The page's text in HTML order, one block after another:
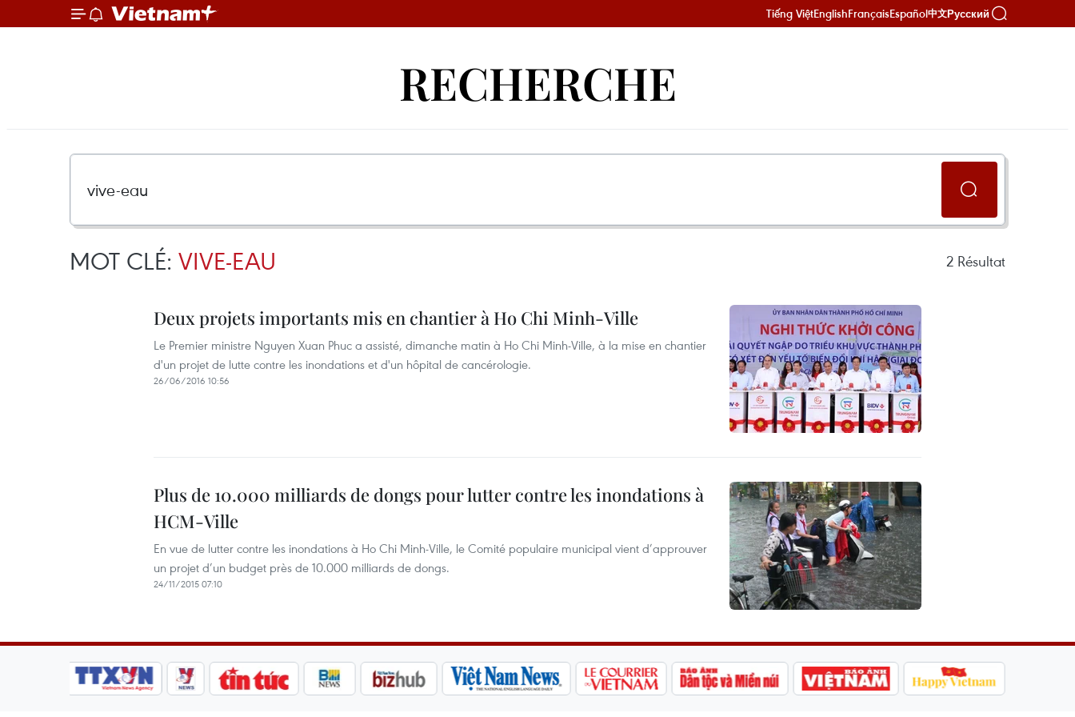
Tiếng ViệtEnglishFrançaisEspañol中文Русский
RECHERCHE
MOT CLÉ: VIVE-EAU 2 Résultat
Deux projets importants mis en chantier à Ho Chi Minh-Ville
Le Premier ministre Nguyen Xuan Phuc a assisté, dimanche matin à Ho Chi Minh-Ville, à la mise en chantier
d'un projet de lutte contre les inondations et d'un hôpital de cancérologie.
26/06/2016 10:56
Plus de 10.000 milliards de dongs pour lutter contre les inondations à
HCM-Ville
En vue de lutter contre les inondations à Ho Chi Minh-Ville, le Comité populaire municipal vient d’approuver
un projet d’un budget près de 10.000 milliards de dongs.
24/11/2015 07:10